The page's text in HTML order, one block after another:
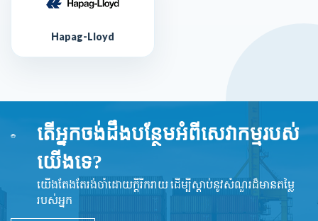
Hapag-Lloyd
តើអ្នកចង់ដឹងបន្ថែមអំពីសេវាកម្មរបស់
យើងទេ?
យើងតែងតែរង់ចាំដោយក្ដីរីករាយ ដើម្បីស្តាប់នូវ​សំណួរដ៏​មានតម្លៃ
របស់អ្នក